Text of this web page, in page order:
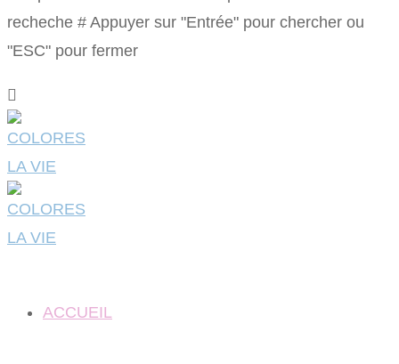
recheche # Appuyer sur "Entrée" pour chercher ou
"ESC" pour fermer
ACCUEIL